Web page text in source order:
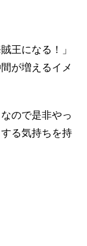
王になる！」
が増えるイメ
ので是非やっ
る気持ちを持